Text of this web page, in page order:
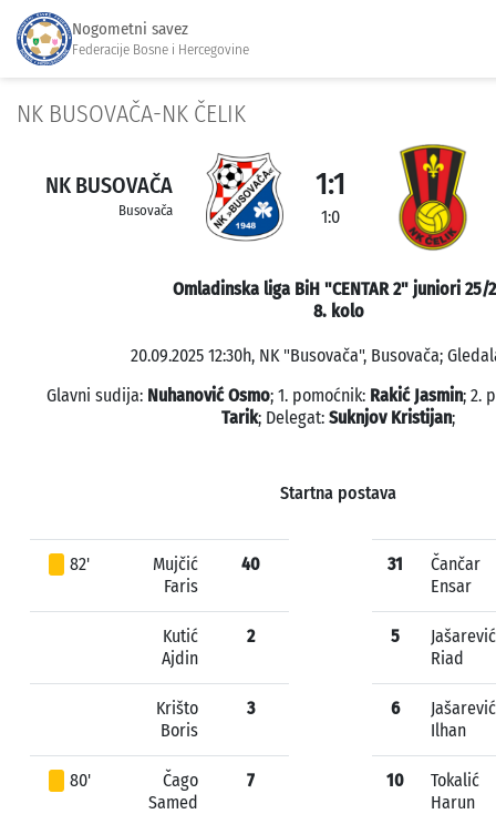
Nogometni savez
Federacije Bosne i Hercegovine
NK BUSOVAČA-NK ČELIK
NK BUSOVAČA
Busovača
1:1
1:0
Omladinska liga BiH "CENTAR 2" juniori 25/
8. kolo
20.09.2025 12:30h, NK "Busovača", Busovača;
Glavni sudija: Nuhanović Osmo; 1. pomoćnik: Rakić Jasmin; 2.
Tarik; Delegat: Suknjov Kristijan;
Startna postava
82'
Mujčić
Faris
40
Kutić
Ajdin
2
Krišto
Boris
3
80'
Čago
Samed
7
31
Čančar
Ensar
5
Jašarević
Riad
6
Jašarević
Ilhan
10
Tokalić
Harun